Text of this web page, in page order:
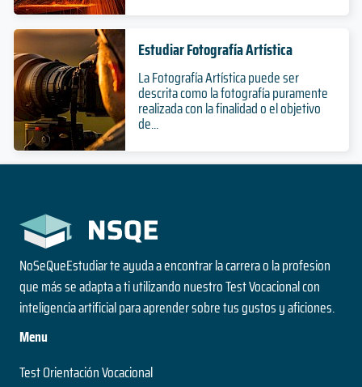
Estudiar Fotografía Artística
La Fotografía Artística puede ser
descrita como la fotografía puramente
realizada con la finalidad o el objetivo
de...
NoSeQueEstudiar te ayuda a encontrar la carrera o la profesion
que más se adapta a ti utilizando nuestro Test Vocacional con
inteligencia artificial para aprender sobre tus gustos y aficiones.
Menu
Test Orientación Vocacional